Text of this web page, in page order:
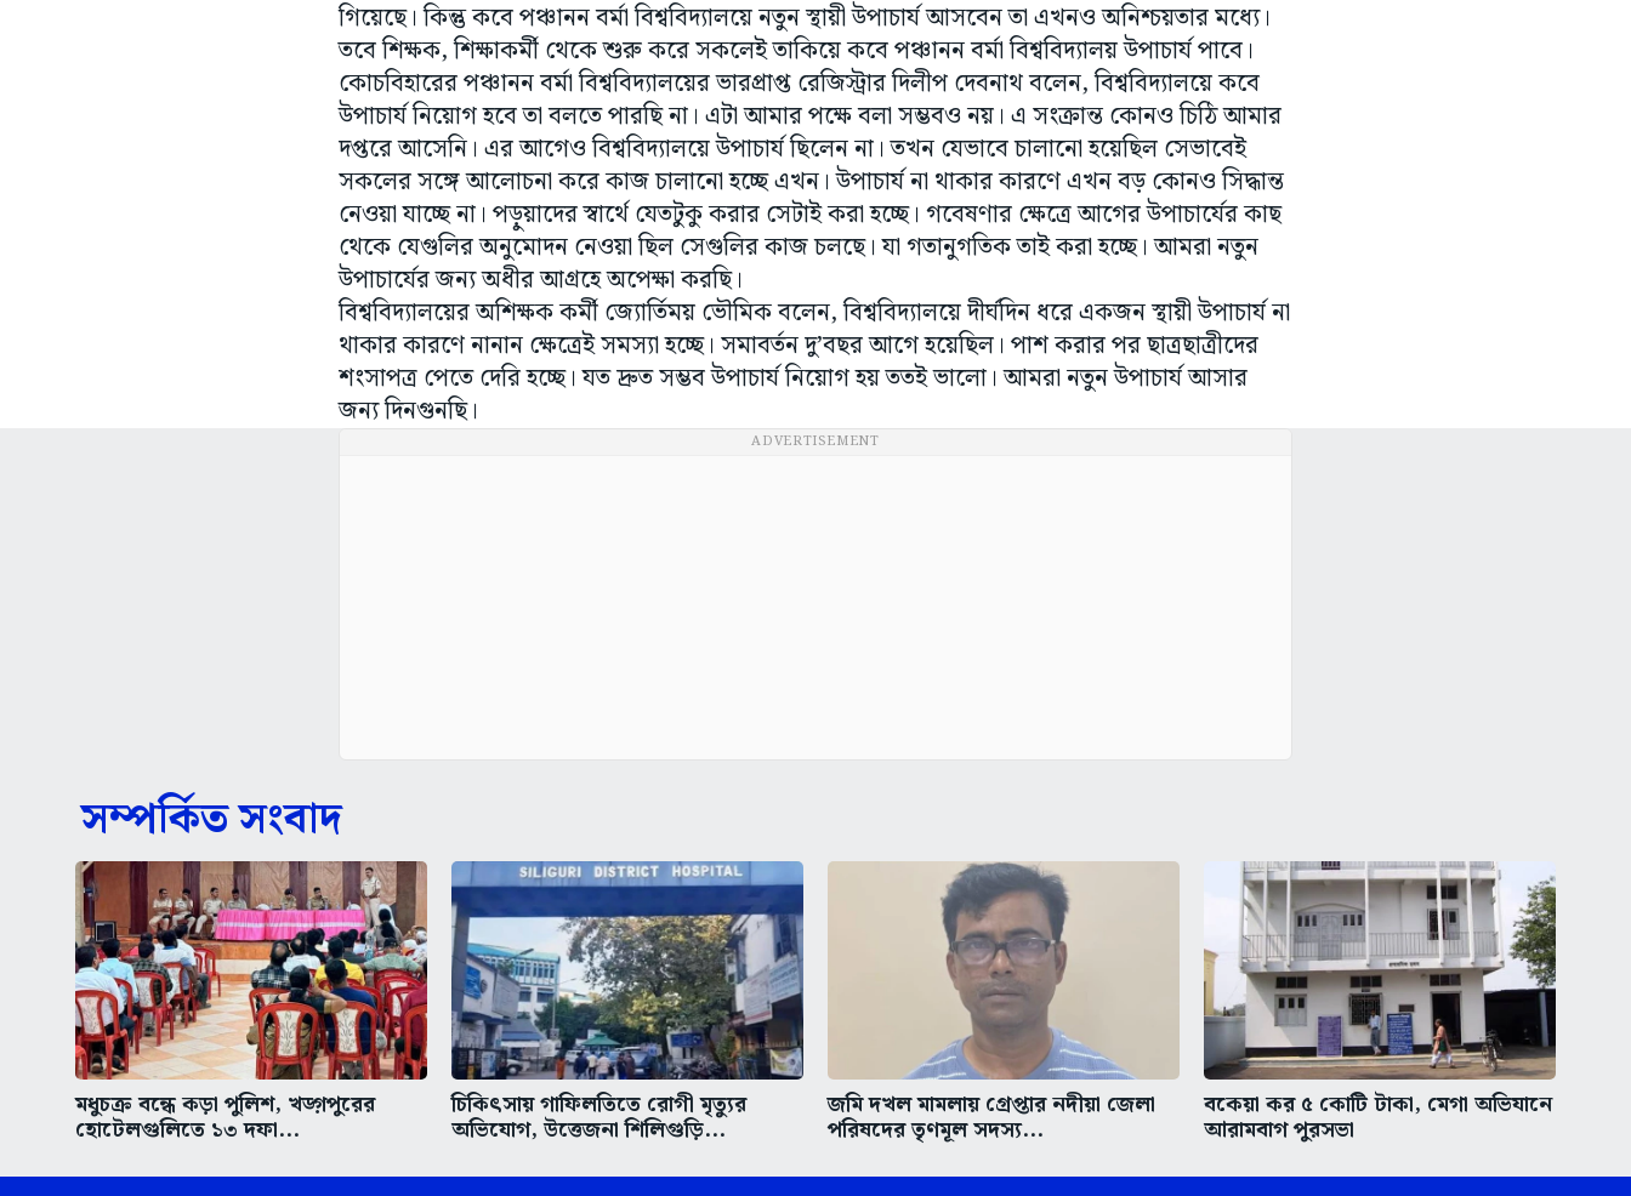
গিয়েছে। কিন্তু কবে পঞ্চানন বর্মা বিশ্ববিদ্যালয়ে নতুন স্থায়ী উপাচার্য আসবেন তা এখনও অনিশ্চয়তার মধ্যে।
তবে শিক্ষক, শিক্ষাকর্মী থেকে শুরু করে সকলেই তাকিয়ে কবে পঞ্চানন বর্মা বিশ্ববিদ্যালয় উপাচার্য পাবে।
কোচবিহারের পঞ্চানন বর্মা বিশ্ববিদ্যালয়ের ভারপ্রাপ্ত রেজিস্ট্রার দিলীপ দেবনাথ বলেন, বিশ্ববিদ্যালয়ে কবে
উপাচার্য নিয়োগ হবে তা বলতে পারছি না। এটা আমার পক্ষে বলা সম্ভবও নয়। এ সংক্রান্ত কোনও চিঠি আমার
দপ্তরে আসেনি। এর আগেও বিশ্ববিদ্যালয়ে উপাচার্য ছিলেন না। তখন যেভাবে চালানো হয়েছিল সেভাবেই
সকলের সঙ্গে আলোচনা করে কাজ চালানো হচ্ছে এখন। উপাচার্য না থাকার কারণে এখন বড় কোনও সিদ্ধান্ত
নেওয়া যাচ্ছে না। পড়ুয়াদের স্বার্থে যেতটুকু করার সেটাই করা হচ্ছে। গবেষণার ক্ষেত্রে আগের উপাচার্যের কাছ
থেকে যেগুলির অনুমোদন নেওয়া ছিল সেগুলির কাজ চলছে। যা গতানুগতিক তাই করা হচ্ছে। আমরা নতুন
উপাচার্যের জন্য অধীর আগ্রহে অপেক্ষা করছি।
বিশ্ববিদ্যালয়ের অশিক্ষক কর্মী জ্যোর্তিময় ভৌমিক বলেন, বিশ্ববিদ্যালয়ে দীর্ঘদিন ধরে একজন স্থায়ী উপাচার্য না
থাকার কারণে নানান ক্ষেত্রেই সমস্যা হচ্ছে। সমাবর্তন দু’বছর আগে হয়েছিল। পাশ করার পর ছাত্রছাত্রীদের
শংসাপত্র পেতে দেরি হচ্ছে। যত দ্রুত সম্ভব উপাচার্য নিয়োগ হয় ততই ভালো। আমরা নতুন উপাচার্য আসার
জন্য দিনগুনছি।
ADVERTISEMENT
সম্পর্কিত সংবাদ
মধুচক্র বন্ধে কড়া পুলিশ, খড়্গপুরের
হোটেলগুলিতে ১৩ দফা...
চিকিৎসায় গাফিলতিতে রোগী মৃত্যুর
অভিযোগ, উত্তেজনা শিলিগুড়ি...
জমি দখল মামলায় গ্রেপ্তার নদীয়া জেলা
পরিষদের তৃণমূল সদস্য...
বকেয়া কর ৫ কোটি টাকা, মেগা অভিযানে
আরামবাগ পুরসভা